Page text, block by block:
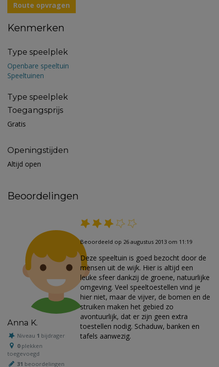
Route opvragen
Kenmerken
Type speelplek
Openbare speeltuin
Speeltuinen
Type speelplek
Toegangsprijs
Gratis
Openingstijden
Altijd open
Beoordelingen
Anna K.
Niveau 1 bijdrager
0plekken
toegevoegd
31 beoordelingen
Beoordeeld op 26 augustus 2013 om 11:19
Deze speeltuin is goed bezocht door de
mensen uit de wijk. Hier is altijd een
leuke sfeer dankzij de groene, natuurlijke
omgeving. Veel speeltoestellen vind je
hier niet, maar de vijver, de bomen en de
struiken maken het gebied zo
avontuurlijk, dat er zijn geen extra
toestellen nodig. Schaduw, banken en
tafels aanwezig.